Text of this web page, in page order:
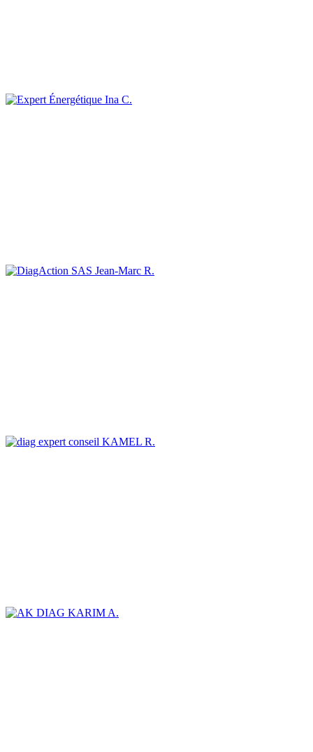
Ina C.
Jean-Marc R.
KAMEL R.
KARIM A.